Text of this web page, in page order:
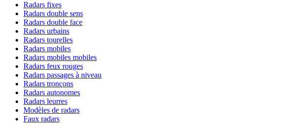
Radars fixes
Radars double sens
Radars double face
Radars urbains
Radars tourelles
Radars mobiles
Radars mobiles mobiles
Radars feux rouges
Radars passages à niveau
Radars tronçons
Radars autonomes
Radars leurres
Modèles de radars
Faux radars